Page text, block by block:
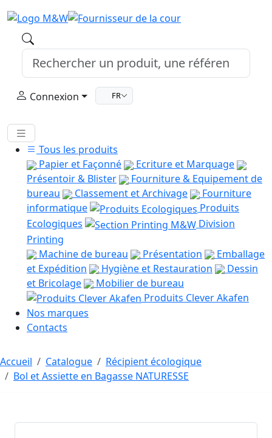
Connexion FR
Tous les produits
Papier et Façonné
Ecriture et Marquage
Présentoir & Blister
Fourniture & Equipement de
bureau
Classement et Archivage
Fourniture
informatique
Produits
Ecologiques
Division
Printing
Machine de bureau
Présentation
Emballage
et Expédition
Hygiène et Restauration
Dessin
et Bricolage
Mobilier de bureau
Produits Clever Akafen
Nos marques
Contacts
Accueil Catalogue
Récipient écologique
Bol et Assiette en Bagasse NATURESSE